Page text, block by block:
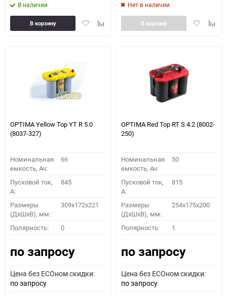
В наличии
ДобавитьДобавить
В корзину
Нет в наличии
Добавить
В корзину
OPTIMA Yellow Top YT R 5.0
(8037-327)
Номинальная
емкость, Ач:
66
Пусковой ток,
A:
845
Размеры
(ДхШхВ), мм:
309x172x221
Полярность: 0
по запросу
Цена без ECOном скидки:
по запросу
OPTIMA Red Top RT S 4.2 (8002-
250)
Номинальная
емкость, Ач:
50
Пусковой ток,
A:
815
Размеры
(ДхШхВ), мм:
254x175x200
Полярность: 1
по запросу
Цена без ECOном скидки:
по запросу